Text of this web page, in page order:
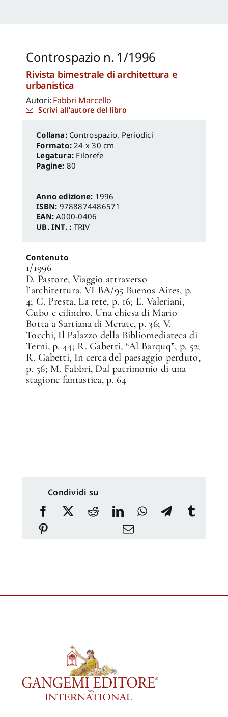
Controspazio n. 1/1996
Rivista bimestrale di architettura e
urbanistica
Autori: Fabbri Marcello
Scrivi all'autore del libro
Controspazio, Periodici
Formato:24 x 30 cm
Legatura: Filorefe
Pagine: 80
Anno edizione: 1996
ISBN: 9788874486571
EAN:A000-0406
UB. INT. : TRIV
Contenuto
1/1996
D. Pastore, Viaggio attraverso
l’architettura. VI BA/95 Buenos Aires, p.
4; C. Presta, La rete, p. 16; E. Valeriani,
Cubo e cilindro. Una chiesa di Mario
Botta a Sartiana di Merate, p. 36; V.
Tocchi, Il Palazzo della Bibliomediateca di
Terni, p. 44; R. Gabetti, “Al Barquq”, p. 52;
R. Gabetti, In cerca del paesaggio perduto,
p. 56; M. Fabbri, Dal patrimonio di una
stagione fantastica, p. 64
Condividi su